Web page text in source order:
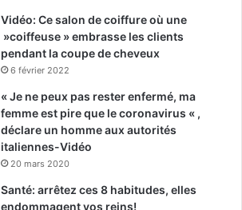
Vidéo: Ce salon de coiffure où une
»coiffeuse » embrasse les clients
pendant la coupe de cheveux
6 février 2022
« Je ne peux pas rester enfermé, ma
femme est pire que le coronavirus « ,
déclare un homme aux autorités
italiennes-Vidéo
20 mars 2020
Santé: arrêtez ces 8 habitudes, elles
endommagent vos reins!